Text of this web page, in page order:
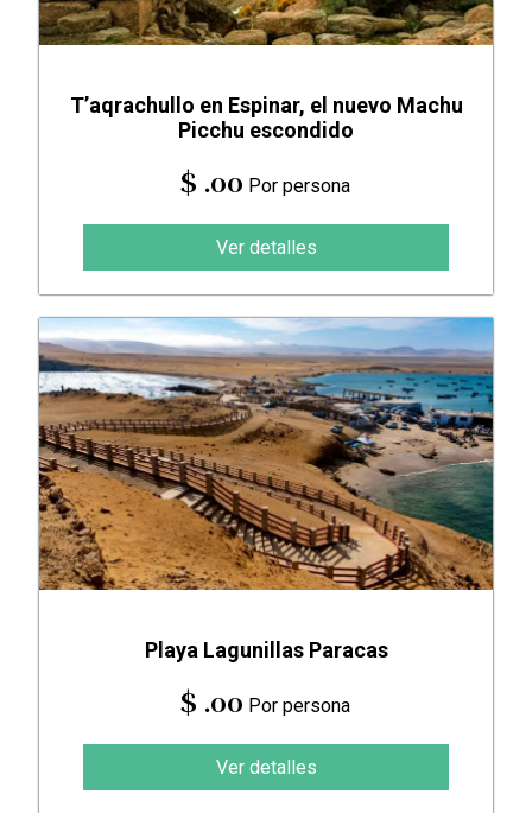
T’aqrachullo en Espinar, el nuevo Machu
Picchu escondido
$ .00 Por persona
Ver detalles
Playa Lagunillas Paracas
$ .00 Por persona
Ver detalles